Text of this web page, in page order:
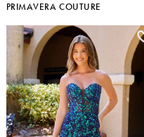
PRIMAVERA COUTURE